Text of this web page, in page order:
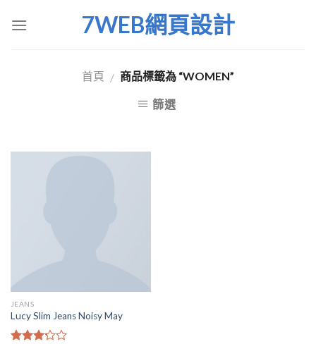
7WEB網頁設計
首頁 / 商品標籤為 “WOMEN”
篩選
JEANS
Lucy Slim Jeans Noisy May